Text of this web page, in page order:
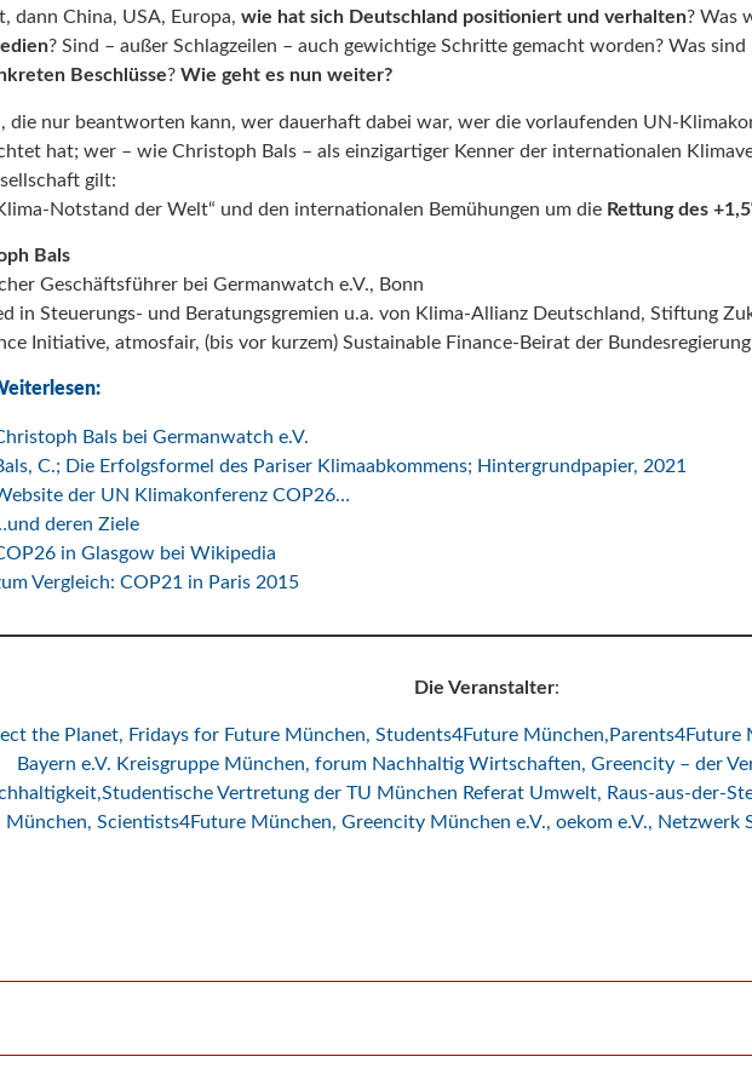
dann China, USA, Europa, wie hat sich Deutschland positioniert und verhalten? Was
? Sind – außer Schlagzeilen – auch gewichtige Schritte gemacht worden? Was sind
Beschlüsse? Wie geht es nun weiter?
die nur beantworten kann, wer dauerhaft dabei war, wer die vorlaufenden UN-
hat; wer – wie Christoph Bals – als einzigartiger Kenner der internationalen
gilt:
Notstand der Welt“ und den internationalen Bemühungen um die Rettung des +1,5
Bals
Geschäftsführer bei Germanwatch e.V., Bonn
in Steuerungs- und Beratungsgremien u.a. von Klima-Allianz Deutschland, Stiftung
Initiative, atmosfair, (bis vor kurzem) Sustainable Finance-Beirat der
Bals bei Germanwatch e.V.
C.; Die Erfolgsformel des Pariser Klimaabkommens; Hintergrundpapier, 2021
der UN Klimakonferenz COP26…
deren Ziele
in Glasgow bei Wikipedia
Vergleich: COP21 in Paris 2015
Die Veranstalter:
the Planet, Fridays for Future München, Students4Future München, Parents4Future
Bayern e.V. Kreisgruppe München, forum Nachhaltig Wirtschaften, Greencity – der
Studentische Vertretung der TU München Referat Umwelt, Raus-aus-der-
München, Scientists4Future München, Greencity München e.V., oekom e.V., Netzwerk